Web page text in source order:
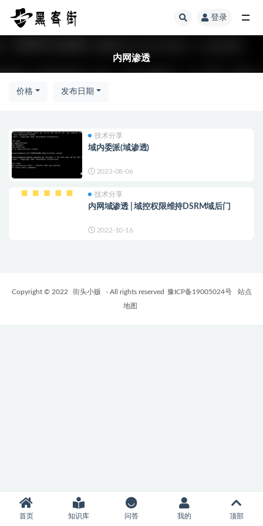
登录
内网渗透
价格 发布日期
技术分享
域内委派(域渗透)
2023-08-06
技术分享
内网域渗透 | 域控权限维持DSRM域后门
2022-10-16
Copyright © 2022 街头小贩 - All rights reserved 豫ICP备19005024号
站点
地图
首页 知识库 问答 我的 顶部